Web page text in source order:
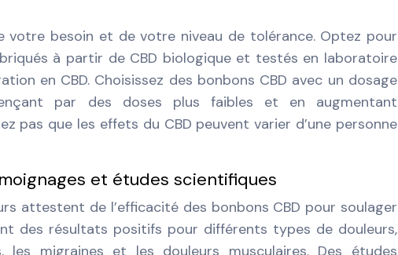
votre besoin et de votre niveau de tolérance. Optez pour
à partir de CBD biologique et testés en laboratoire
en CBD. Choisissez des bonbons CBD avec un dosage
par des doses plus faibles et en augmentant
pas que les effets du CBD peuvent varier d’une personne
et études scientifiques
attestent de l’efficacité des bonbons CBD pour soulager
des résultats positifs pour différents types de douleurs,